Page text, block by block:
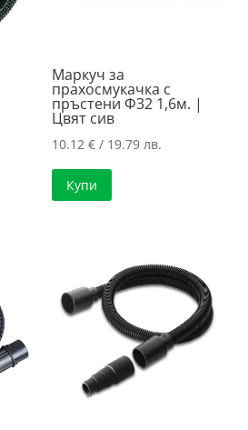
Маркуч за
прахосмукачка с
пръстени Ф32 1,6м. |
Цвят сив
10.12€ / 19.79 лв.
Купи